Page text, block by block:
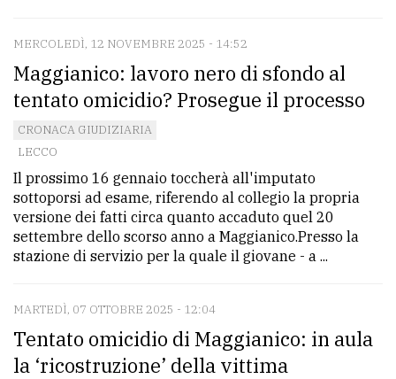
PRIVACY
Privacy
policy
Cookie
policy
MERCOLEDÌ, 12 NOVEMBRE 2025 - 14:52
Maggianico: lavoro nero di sfondo al
tentato omicidio? Prosegue il processo
CRONACA GIUDIZIARIA
LECCO
Il prossimo 16 gennaio toccherà all'imputato
sottoporsi ad esame, riferendo al collegio la propria
versione dei fatti circa quanto accaduto quel 20
settembre dello scorso anno a Maggianico.Presso la
stazione di servizio per la quale il giovane - a ...
MARTEDÌ, 07 OTTOBRE 2025 - 12:04
Tentato omicidio di Maggianico: in aula
la ‘ricostruzione’ della vittima